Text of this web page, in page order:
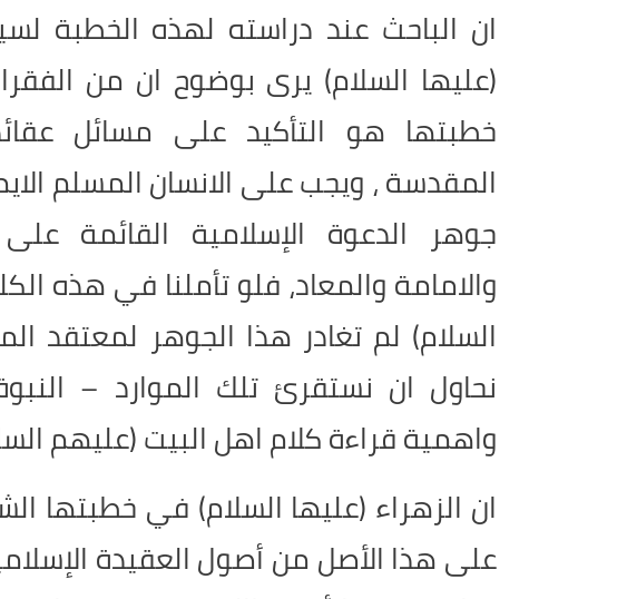
ان الباحث عند دراسته لهذه الخطبة
(عليها السلام) يرى بوضوح ان من
خطبتها هو التأكيد على مسائل
المقدسة ، ويجب على الانسان المسلم
جوهر الدعوة الإسلامية القائمة
والامامة والمعاد، فلو تأملنا في هذه
السلام) لم تغادر هذا الجوهر لمعتقد
نحاول ان نستقرئ تلك الموارد –
واهمية قراءة كلام اهل البيت (عليهم
ان الزهراء (عليها السلام) في خطبتها
على هذا الأصل من أصول العقيدة